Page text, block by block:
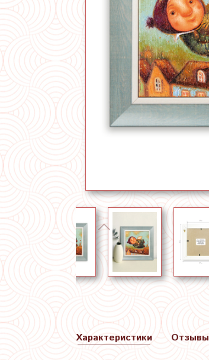
Характеристики Отзывы